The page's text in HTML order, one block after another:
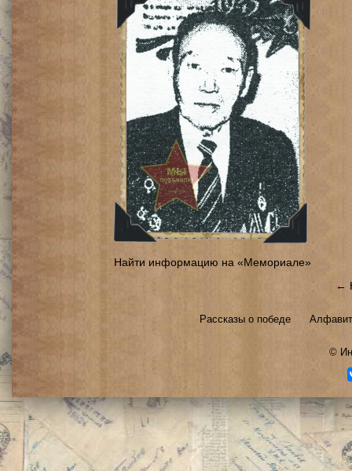
Найти информацию на «Мемориале»
←
Рассказы о победе
©